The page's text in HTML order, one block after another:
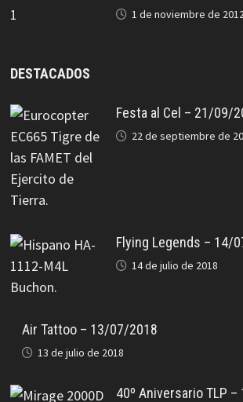
1 de noviembre de
DESTACADOS
Festa al Cel – 21/09/
22 de septiembre de
Flying Legends – 14/
14 de julio de 2018
Air Tattoo – 13/07/2018
13 de julio de 2018
40º Aniversario TLP